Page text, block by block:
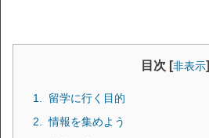
目次 [非表示]
留学に行く目的
情報を集めよう